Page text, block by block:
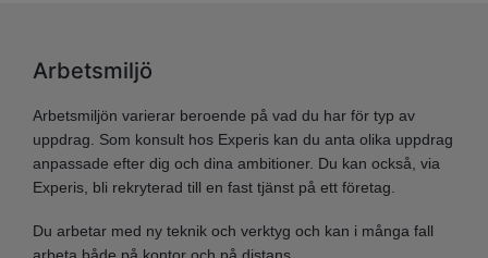
Arbetsmiljö
Arbetsmiljön varierar beroende på vad du har för typ av
uppdrag. Som konsult hos Experis kan du anta olika uppdrag
anpassade efter dig och dina ambitioner. Du kan också, via
Experis, bli rekryterad till en fast tjänst på ett företag.
Du arbetar med ny teknik och verktyg och kan i många fall
arbeta både på kontor och på distans.